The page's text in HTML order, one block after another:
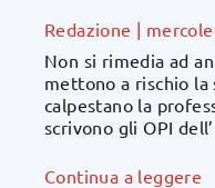
Redazione |
Non si rimedia ad
mettono a rischio
calpestano la
scrivono gli OPI
Continua a leggere